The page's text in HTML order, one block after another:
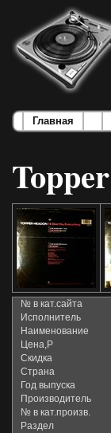
Главная
№ в кат.сайта
Исполнитель
Наименование
Цена,Р
Скидка
Страна
Год выпуска
Производитель
№ в кат.произв.
Раздел